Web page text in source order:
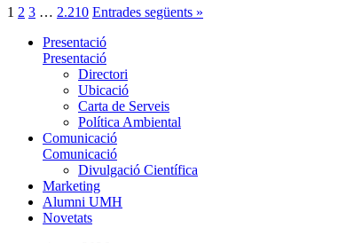
1 2 3 … 2.210 Entrades següents »
Presentació
Presentació
Directori
Ubicació
Carta de Serveis
Política Ambiental
Comunicació
Comunicació
Divulgació Científica
Marketing
Alumni UMH
Novetats